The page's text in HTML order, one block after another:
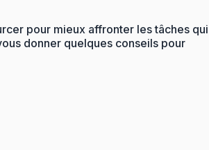
pour mieux affronter les tâches qui
donner quelques conseils pour